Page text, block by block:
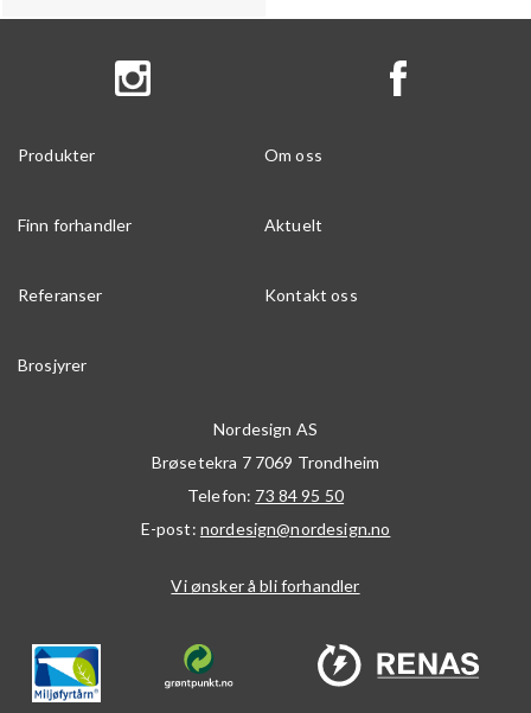
Produkter Om oss
Finn forhandler Aktuelt
Referanser Kontakt oss
Brosjyrer
Nordesign AS
Brøsetekra 7 7069 Trondheim
Telefon: 73 84 95 50
E-post: nordesign@nordesign.no
Vi ønsker å bli forhandler